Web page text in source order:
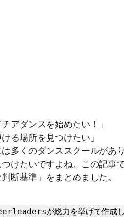
アダンスを始めたい！」
る場所を見つけたい」
多くのダンススクールがあ
けたいですよね。この記事
断基準」をまとめました。
が総力を挙げて作成し